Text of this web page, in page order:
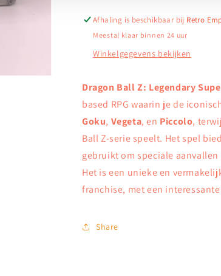
Game
Boy
Color
Game
Boy
Color
Afhaling is beschikbaar bij Retro
Meestal klaar binnen 24 uur
Winkelgegevens bekijken
Dragon Ball Z: Legendary
based RPG waarin je de
Goku, Vegeta, en Piccolo,
Ball Z-serie speelt. Het spel
gebruikt om speciale
Het is een unieke en
franchise, met een
Share